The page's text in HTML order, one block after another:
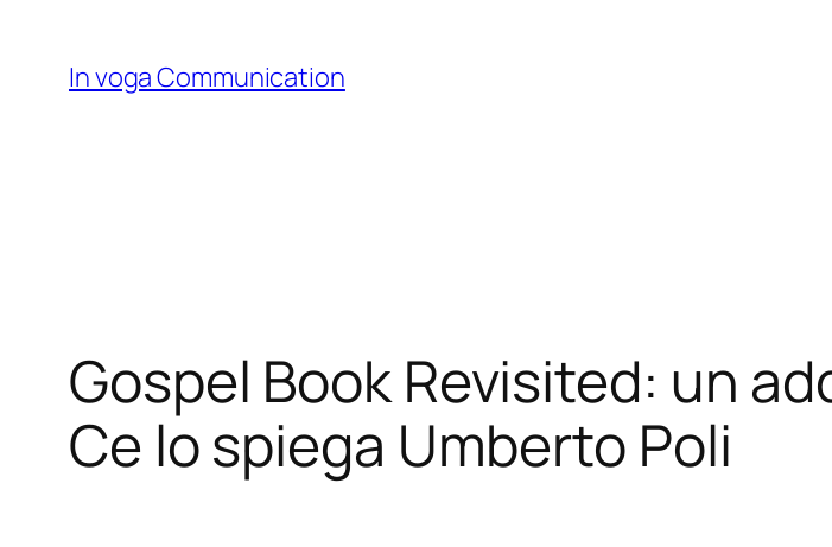
content
In voga Communication
Gospel Book Revisited: un
Ce lo spiega Umberto Poli